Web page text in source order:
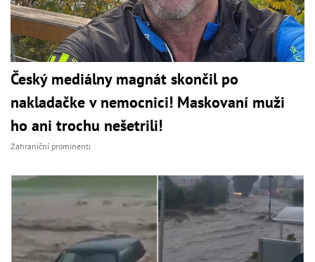
Český mediálny magnát skončil po
nakladačke v nemocnici! Maskovaní muži
ho ani trochu nešetrili!
Zahraniční prominenti